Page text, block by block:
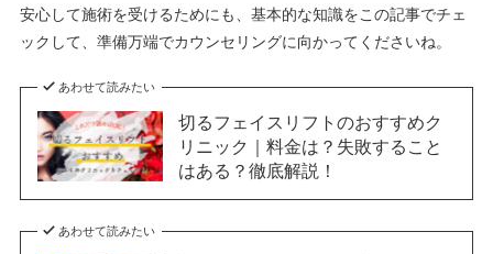
安心して施術を受けるためにも、基本的な知識をこの記事でチェ
ックして、準備万端でカウンセリングに向かってくださいね。
あわせて読みたい
切るフェイスリフトのおすすめク
リニック｜料金は？失敗すること
はある？徹底解説！
あわせて読みたい